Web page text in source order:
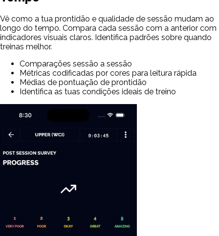
Vê como a tua prontidão e qualidade de sessão mudam ao
longo do tempo. Compara cada sessão com a anterior com
indicadores visuais claros. Identifica padrões sobre quando
treinas melhor.
Comparações sessão a sessão
Métricas codificadas por cores para leitura rápida
Médias de pontuação de prontidão
Identifica as tuas condições ideais de treino